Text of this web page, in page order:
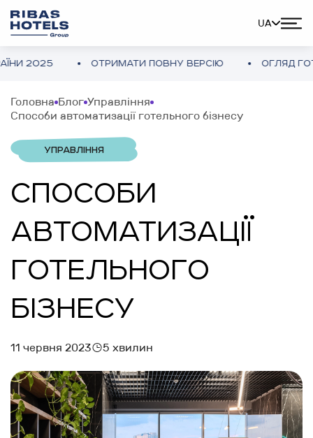
UA
ОТРИМАТИ ПОВНУ ВЕРСІЮ ОГЛЯД
Головна Блог Управління
Способи автоматизації готельного бізнесу
УПРАВЛІННЯ
СПОСОБИ
АВТОМАТИЗАЦІЇ
ГОТЕЛЬНОГО
БІЗНЕСУ
11 червня 2023 5 хвилин